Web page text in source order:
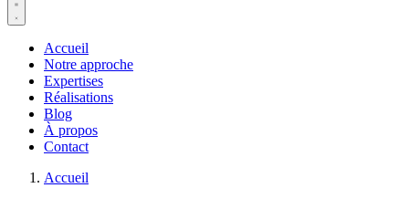
Accueil
Notre approche
Expertises
Réalisations
Blog
À propos
Contact
Accueil